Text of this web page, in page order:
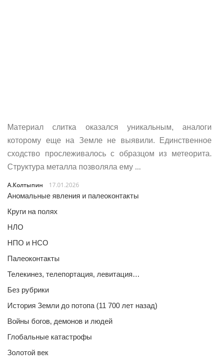
Материал слитка оказался уникальным, аналоги
которому еще на Земле не выявили. Единственное
сходство прослеживалось с образцом из метеорита.
Структура металла позволяла ему ...
А.Колтыпин
17.01.2026
Аномальные явления и палеоконтакты
Круги на полях
НЛО
НПО и НСО
Палеоконтакты
Телекинез, телепортация, левитация…
Без рубрики
История Земли до потопа (11 700 лет назад)
Войны богов, демонов и людей
Глобальные катастрофы
Золотой век